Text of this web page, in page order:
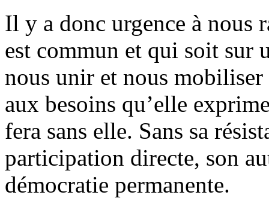
Il y a donc urgence à nous
est commun et qui soit sur
nous unir et nous
aux besoins qu’elle
fera sans elle. Sans sa
participation directe, son
démocratie permanente.